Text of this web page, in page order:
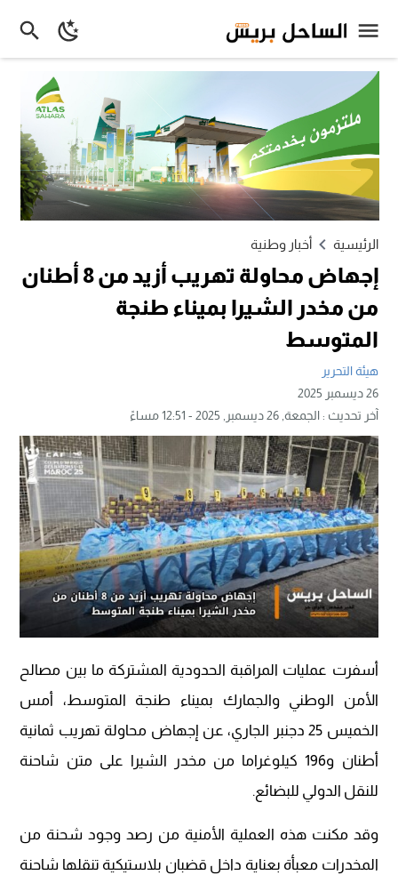
الرئيسية أخبار وطنية
إجهاض محاولة تهريب أزيد من 8 أطنان
من مخدر الشيرا بميناء طنجة
المتوسط
هيئة التحرير
26 ديسمبر 2025
آخر تحديث :الجمعة, 26 ديسمبر, 2025 - 12:51 مساءً
أسفرت عمليات المراقبة الحدودية المشتركة ما بين مصالح
الأمن الوطني والجمارك بميناء طنجة المتوسط، أمس
الخميس 25 دجنبر الجاري، عن إجهاض محاولة تهريب ثمانية
أطنان و196 كيلوغراما من مخدر الشيرا على متن شاحنة
للنقل الدولي للبضائع.
وقد مكنت هذه العملية الأمنية من رصد وجود شحنة من
المخدرات معبأة بعناية داخل قضبان بلاستيكية تنقلها شاحنة